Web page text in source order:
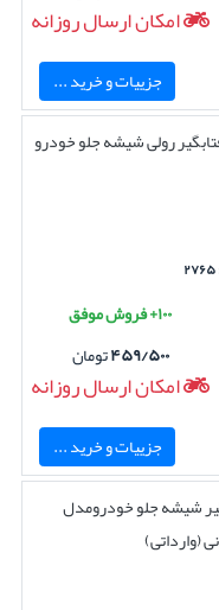
امکان ارسال روزانه
جزییات و خرید ...
رولی شیشه جلو خودرو
۱۰۰+ فروش موفق
۴۵۹/۵۰۰تومان
امکان ارسال روزانه
جزییات و خرید ...
شیشه جلو خودرومدل
(وارداتی)